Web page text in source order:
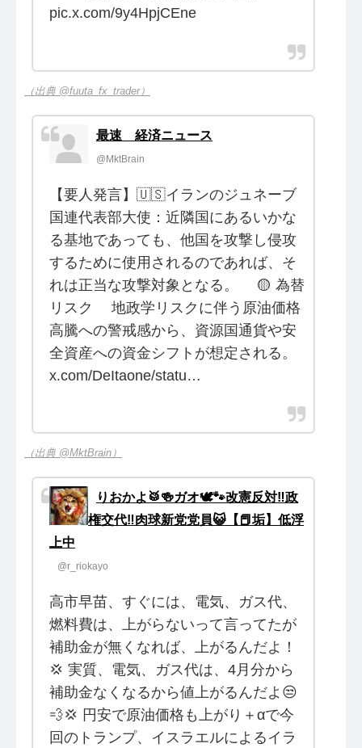
pic.x.com/9y4HpjCEne
（出典 @fuuta_fx_trader）
最速 経済ニュース
@MktBrain
【要人発言】🇺🇸イランのジュネーブ
国連代表部大使：近隣国にあるいかな
る基地であっても、他国を攻撃し侵攻
するために使用されるのであれば、そ
れは正当な攻撃対象となる。 ⠀ 🟡 為替
リスク ⠀ 地政学リスクに伴う原油価格
高騰への警戒感から、資源国通貨や安
全資産への資金シフトが想定される。
x.com/DeItaone/statu…
（出典 @MktBrain）
りおかよ🥁🍻ガオ🕊️🐾改憲反対‼️政
権交代‼️肉球新党党員😺【📕垢】低浮
上中
@r_riokayo
高市早苗、すぐには、電気、ガス代、
燃料費は、上がらないって言ってたが
補助金が無くなれば、上がるんだよ！
💢 実質、電気、ガス代は、4月分から
補助金なくなるから値上がるんだよ😒
💨💢 円安で原油価格も上がり＋αで今
回のトランプ、イスラエルによるイラ